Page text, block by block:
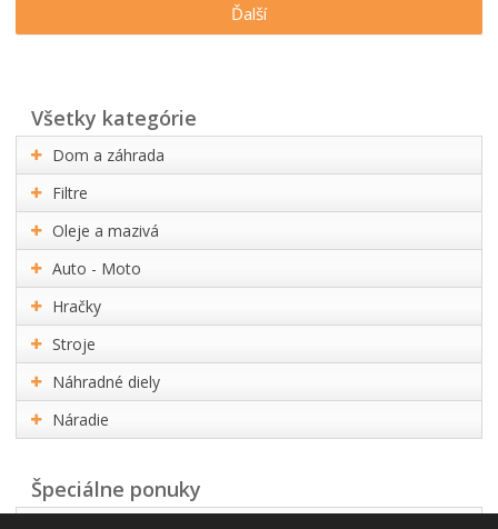
Ďalší
všetky kategórie
Dom a záhrada
Filtre
Oleje a mazivá
Auto - Moto
Hračky
Stroje
Náhradné diely
Náradie
Špeciálne ponuky